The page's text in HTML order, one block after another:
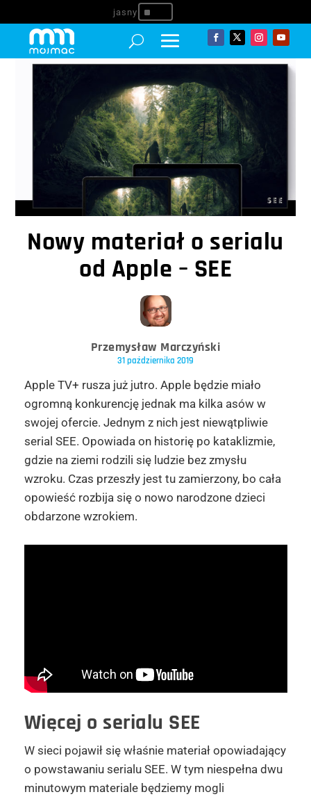
^
Nowy materiał o serialu
od Apple – SEE
Przemysław Marczyński
31 października 2019
Apple TV+ rusza już jutro. Apple będzie miało
ogromną konkurencję jednak ma kilka asów w
swojej ofercie. Jednym z nich jest niewątpliwie
serial SEE. Opowiada on historię po kataklizmie,
gdzie na ziemi rodzili się ludzie bez zmysłu
wzroku. Czas przeszły jest tu zamierzony, bo cała
opowieść rozbija się o nowo narodzone dzieci
obdarzone wzrokiem.
Więcej o serialu SEE
W sieci pojawił się właśnie materiał opowiadający
o powstawaniu serialu SEE. W tym niespełna dwu
minutowym materiale będziemy mogli